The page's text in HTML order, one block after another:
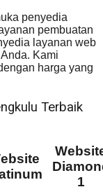
penyedia
pembuatan
layanan web
Kami
harga yang
Terbaik
1